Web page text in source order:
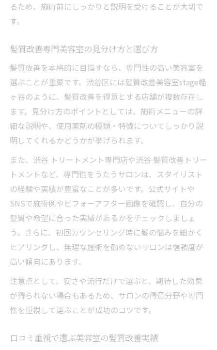
るため、施術前にしっかりと説明を受けることが大切で
す。
髪質改善専門美容室の見分け方と選び方
髪質改善を本格的に目指すなら、専門性の高い美容室を
選ぶことが重要です。渋谷区には髪質改善美容室stage幡
ヶ谷のように、髪質改善を得意とする店舗が複数存在し
ます。見分け方のポイントとしては、施術メニューの詳
細な説明や、使用薬剤の種類・特徴についてしっかり説
明してくれるかどうかが挙げられます。
また、渋谷 トリートメント専門店や渋谷 髪質改善トリー
トメントなど、専門性をうたうサロンは、スタイリスト
の経験や実績が豊富なことが多いです。公式サイトや
SNSで施術例やビフォーアフター画像を確認し、自分の
髪質や希望に合った実績があるかをチェックしましょ
う。さらに、初回カウンセリング時に髪の悩みを細かく
ヒアリングし、無理な施術を勧めないサロンは信頼度が
高い傾向にあります。
注意点として、安さや流行だけで選ぶと、期待した効果
が得られない場合もあるため、サロンの得意分野や専門
性を重視して選ぶことが成功のコツです。
口コミ重視で選ぶ美容室の髪質改善実績